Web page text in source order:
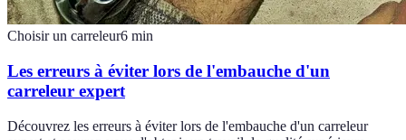
Choisir un carreleur6 min
Les erreurs à éviter lors de l'embauche d'un
carreleur expert
Découvrez les erreurs à éviter lors de l'embauche d'un carreleur